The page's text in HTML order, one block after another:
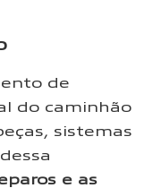
de
do caminhão
sistemas
e as